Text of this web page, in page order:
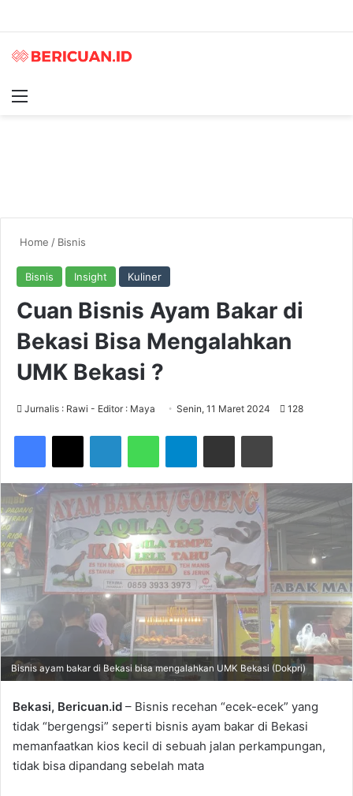
Home / Bisnis
Bisnis Insight Kuliner
Cuan Bisnis Ayam Bakar di
Bekasi Bisa Mengalahkan
UMK Bekasi ?
Jurnalis : Rawi - Editor : Maya Senin, 11 Maret 2024 128
Telegram
Bisnis ayam bakar di Bekasi bisa mengalahkan UMK Bekasi (Dokpri)
Bekasi, Bericuan.id – Bisnis recehan “ecek-ecek” yang
tidak “bergengsi” seperti bisnis ayam bakar di Bekasi
memanfaatkan kios kecil di sebuah jalan perkampungan,
tidak bisa dipandang sebelah mata